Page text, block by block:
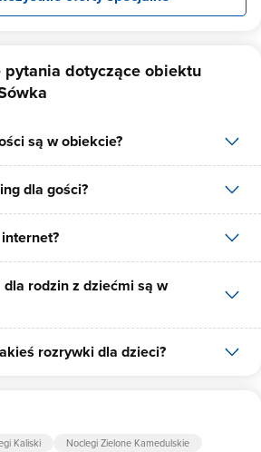
pytania dotyczące obiektu
są w obiekcie?
następujące formy płatności: gotówka,
dla gości?
posiada bezpłatny parking dla gości
udostępnia dla swoich gości internet.
rodzin z dziećmi są w
z dziećmi jakie oferuje Wigierska
rozrywki dla dzieci?
Kaliski
Noclegi Zielone Kamedulskie